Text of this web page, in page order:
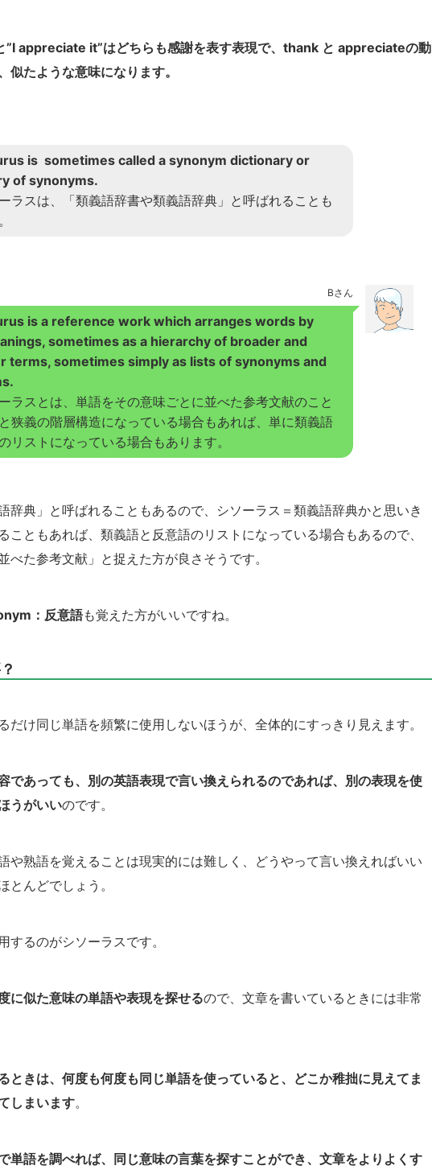
”I appreciate it”はどちらも感謝を表す表現で、thank と appreciateの動
似たような意味になります。
is sometimes called a synonym dictionary or
of synonyms.
ラスは、「類義語辞書や類義語辞典」と呼ばれることも
Bさん
is a reference work which arranges words by
sometimes as a hierarchy of broader and
terms, sometimes simply as lists of synonyms and
ラスとは、単語をその意味ごとに並べた参考文献のこと
狭義の階層構造になっている場合もあれば、単に類義語
リストになっている場合もあります。
辞典」と呼ばれることもあるので、シソーラス＝類義語辞典かと思いき
こともあれば、類義語と反意語のリストになっている場合もあるので、
べた参考文献」と捉えた方が良さそうです。
：反意語も覚えた方がいいですね。
だけ同じ単語を頻繁に使用しないほうが、全体的にすっきり見えます。
であっても、別の英語表現で言い換えられるのであれば、別の表現を使
うがいいのです。
や熟語を覚えることは現実的には難しく、どうやって言い換えればいい
とんどでしょう。
するのがシソーラスです。
に似た意味の単語や表現を探せるので、文章を書いているときには非常
ときは、何度も何度も同じ単語を使っていると、どこか稚拙に見えてま
しまいます。
単語を調べれば、同じ意味の言葉を探すことができ、文章をよりよくす